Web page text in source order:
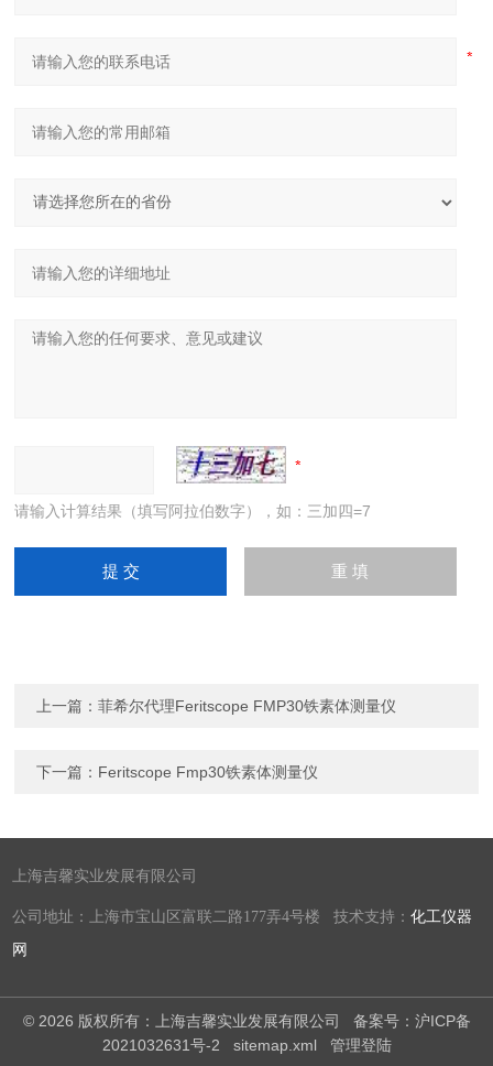
请输入计算结果（填写阿拉伯数字），如：三加四=7
上一篇：菲希尔代理Feritscope FMP30铁素体测量仪
下一篇： Feritscope Fmp30铁素体测量仪
上海吉馨实业发展有限公司
公司地址：上海市宝山区富联二路177弄4号楼 技术支持：化工仪器
网
© 2026 版权所有：上海吉馨实业发展有限公司 备案号：沪ICP备
2021032631号-2
sitemap.xml 管理登陆